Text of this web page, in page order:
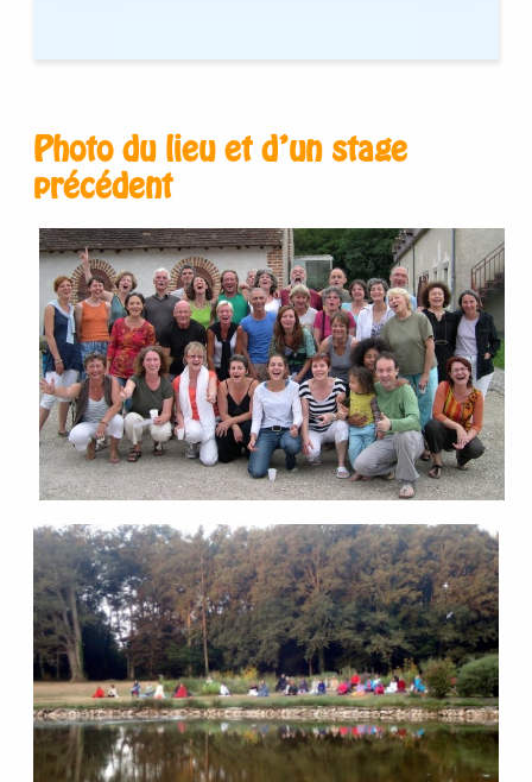
Photo du lieu et d’un stage
précédent